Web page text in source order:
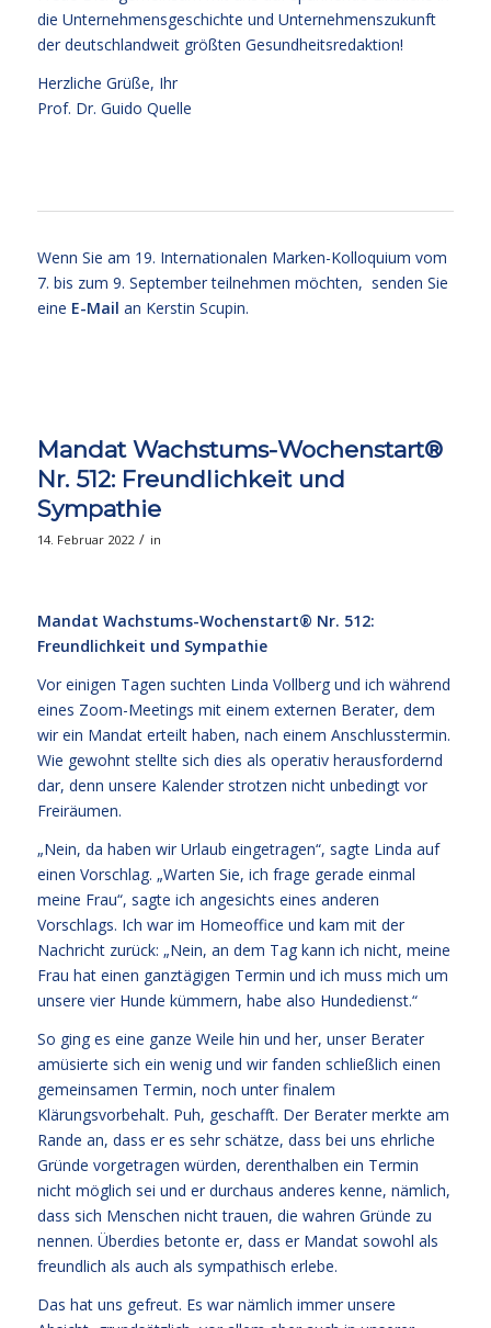
die Unternehmensgeschichte und Unternehmenszukunft
der deutschlandweit größten Gesundheitsredaktion!
Herzliche Grüße, Ihr
Prof. Dr. Guido Quelle
Wenn Sie am 19. Internationalen Marken-Kolloquium vom
7. bis zum 9. September teilnehmen möchten, senden Sie
eine E-Mail an Kerstin Scupin.
Mandat Wachstums-Wochenstart®
Nr. 512: Freundlichkeit und
Sympathie
14. Februar 2022 / in
Mandat Wachstums-Wochenstart® Nr. 512:
Freundlichkeit und Sympathie
Vor einigen Tagen suchten Linda Vollberg und ich während
eines Zoom-Meetings mit einem externen Berater, dem
wir ein Mandat erteilt haben, nach einem Anschlusstermin.
Wie gewohnt stellte sich dies als operativ herausfordernd
dar, denn unsere Kalender strotzen nicht unbedingt vor
Freiräumen.
„Nein, da haben wir Urlaub eingetragen“, sagte Linda auf
einen Vorschlag. „Warten Sie, ich frage gerade einmal
meine Frau“, sagte ich angesichts eines anderen
Vorschlags. Ich war im Homeoffice und kam mit der
Nachricht zurück: „Nein, an dem Tag kann ich nicht, meine
Frau hat einen ganztägigen Termin und ich muss mich um
unsere vier Hunde kümmern, habe also Hundedienst.“
So ging es eine ganze Weile hin und her, unser Berater
amüsierte sich ein wenig und wir fanden schließlich einen
gemeinsamen Termin, noch unter finalem
Klärungsvorbehalt. Puh, geschafft. Der Berater merkte am
Rande an, dass er es sehr schätze, dass bei uns ehrliche
Gründe vorgetragen würden, derenthalben ein Termin
nicht möglich sei und er durchaus anderes kenne, nämlich,
dass sich Menschen nicht trauen, die wahren Gründe zu
nennen. Überdies betonte er, dass er Mandat sowohl als
freundlich als auch als sympathisch erlebe.
Das hat uns gefreut. Es war nämlich immer unsere